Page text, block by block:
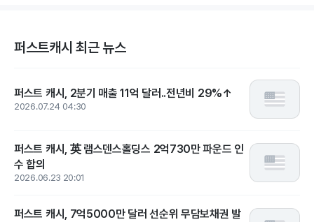
퍼스트캐시 최근 뉴스
퍼스트 캐시, 2분기 매출 11억 달러..전년비 29%↑
2026.07.24 04:30
퍼스트 캐시, 英 램스덴스홀딩스 2억730만 파운드 인
수 합의
2026.06.23 20:01
퍼스트 캐시, 7억5000만 달러 선순위 무담보채권 발